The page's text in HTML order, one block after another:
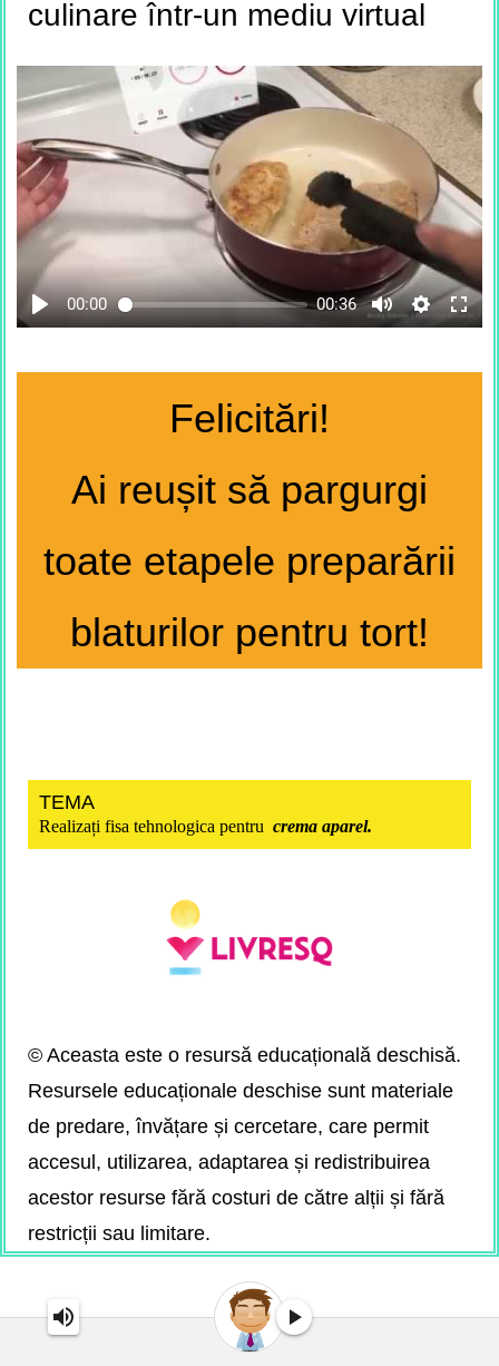
culinare într-un mediu virtual
00:00 00:36
Felicitări!
Ai reușit să pargurgi
toate etapele preparării
blaturilor pentru tort!
TEMA
Realizați fisa tehnologica pentru crema aparel.
© Aceasta este o resursă educațională deschisă.
Resursele educaționale deschise sunt materiale
de predare, învățare și cercetare, care permit
accesul, utilizarea, adaptarea și redistribuirea
acestor resurse fără costuri de către alții și fără
restricții sau limitare.